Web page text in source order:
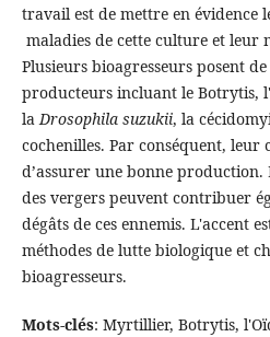
travail est de mettre en évidence
maladies de cette culture et leur
Plusieurs bioagresseurs posent
producteurs incluant le Botrytis,
laDrosophila suzukii, la
cochenilles. Par conséquent,
d’assurer une bonne
des vergers peuvent contribuer
dégâts de ces ennemis. L'accent
méthodes de lutte biologique et
bioagresseurs.
Mots-clés: Myrtillier, Botrytis,